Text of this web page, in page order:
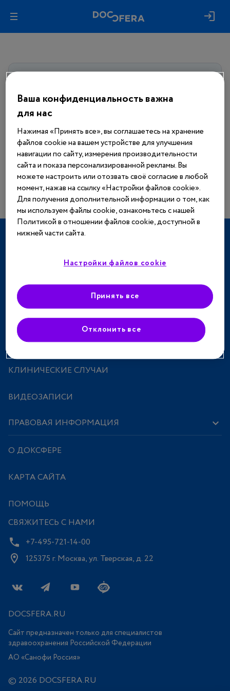
ко всем материалам сайта
Еще нет аккаунта?
Зарегистрироваться
ТЕРАПЕВТИЧЕСКИЕ НАПРАВЛЕНИЯ
СПЕЦПРОЕКТЫ
МЕРОПРИЯТИЯ
ПРЕПАРАТЫ
ИССЛЕДОВАНИЯ И СТАТЬИ
КЛИНИЧЕСКИЕ СЛУЧАИ
ВИДЕОЗАПИСИ
ПРАВОВАЯ ИНФОРМАЦИЯ
О ДОКСФЕРЕ
КАРТА САЙТА
ПОМОЩЬ
СВЯЖИТЕСЬ С НАМИ
+7-495-721-14-00
125375 г. Москва, ул. Тверская, д. 22
DOCSFERA.RU
Сайт предназначен только для специалистов
здравоохранения Российской Федерации
АО «Санофи Россия»
© 2026 DOCSFERA.RU
Ваша конфиденциальность важна
для нас
Нажимая «Принять все», вы соглашаетесь на хранение
файлов cookie на вашем устройстве для улучшения
навигации по сайту, измерения производительности
сайта и показа персонализированной рекламы. Вы
можете настроить или отозвать своё согласие в любой
момент, нажав на ссылку «Настройки файлов cookie».
Для получения дополнительной информации о том, как
мы используем файлы cookie, ознакомьтесь с нашей
Политикой в отношении файлов cookie, доступной в
нижней части сайта.
Настройки файлов cookie
Отклонить все
Принять все